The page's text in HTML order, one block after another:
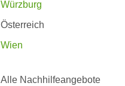
Würzburg
Österreich
Wien
Alle Nachhilfeangebote